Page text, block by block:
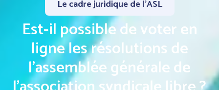
Le cadre juridique de l'ASL
Est-il possible de voter en
ligne les résolutions de
l’assemblée générale de